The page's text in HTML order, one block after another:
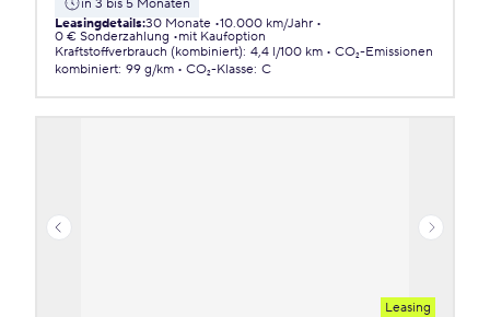
in 3 bis 5 Monaten
Leasingdetails:30 Monate 10.000 km/Jahr
0 € Sonderzahlung
mit Kaufoption
Kraftstoffverbrauch (kombiniert): 4,4 l/100 km
CO₂-Emissionen
kombiniert: 99 g/km CO₂-Klasse: C
Leasing